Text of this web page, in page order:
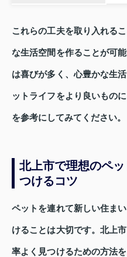
これらの工夫を取り入れる
な生活空間を作ることが可
は喜びが多く、心豊かな生
ットライフをより良いもの
を参考にしてみてください。
北上市で理想のペ
つけるコツ
ペットを連れて新しい住ま
けることは大切です。北上
率よく見つけるための方法